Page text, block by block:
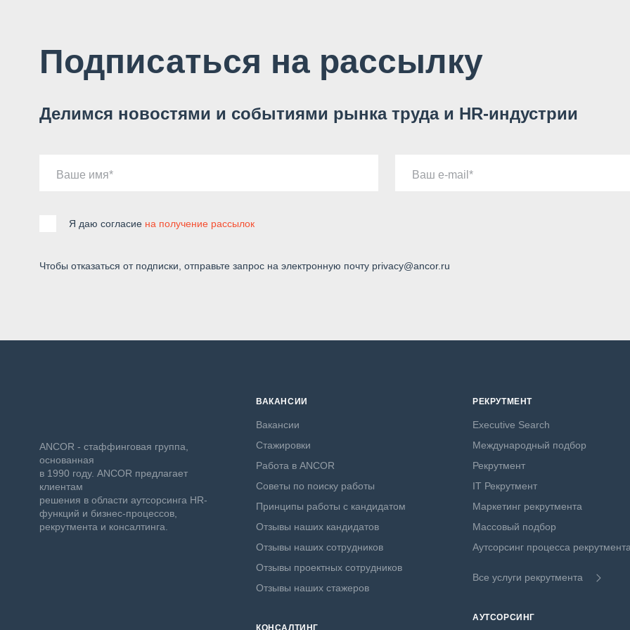
Подписаться на рассылку
Делимся новостями и событиями рынка труда и HR-индустрии
Ваше имя Ваш e-mail
Я даю согласие на получение рассылок
Чтобы отказаться от подписки, отправьте запрос на электронную почту privacy@ancor.ru
ANCOR - стаффинговая группа,
основанная
в 1990 году. ANCOR предлагает
клиентам
решения в области аутсорсинга HR-
функций и бизнес-процессов,
рекрутмента и консалтинга.
ВАКАНСИИ
Вакансии
Стажировки
Работа в ANCOR
Советы по поиску работы
Принципы работы с кандидатом
Отзывы наших кандидатов
Отзывы наших сотрудников
Отзывы проектных сотрудников
Отзывы наших стажеров
КОНСАЛТИНГ
РЕКРУТМЕНТ
Executive Search
Международный подбор
Рекрутмент
IT Рекрутмент
Маркетинг рекрутмента
Массовый подбор
Аутсорсинг процесса
Все услуги рекрутмента
АУТСОРСИНГ